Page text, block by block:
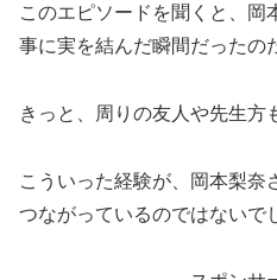
このエピソードを聞くと、岡
事に実を結んだ瞬間だったの
きっと、周りの友人や先生方
こういった経験が、岡本梨奈
つながっているのではないで